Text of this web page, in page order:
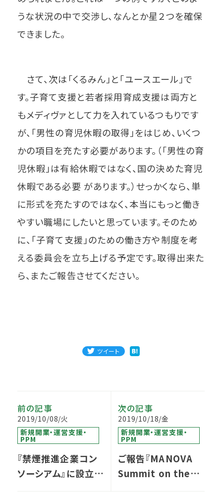
うな状況の中で交渉し、なんとか星２つを確保
できました。
さて、次は「くるみん」と「ユースエール」で
す。子育て支援と若者採用育成支援は両方と
もメディヴァとして力を入れているつもりです
が、「男性の育児休暇の取得」をはじめ、いくつ
かの項目を充たす必要があります。（「男性の育
児休暇」は有給休暇ではなく、国の決めた育児
休暇である必要 があります。）せっかくなら、単
に形式を充たすのではなく、本当にもっと働き
やすい職場にしたいと思っています。そのため
に、「子育て支援」のための働き方や制度を考
える委員会を立ち上げる予定です。取得出来た
ら、またご報告させてください。
ツイート
前の記事
2019/10/08/火
新規開業・運営支援・
PPM
『禁煙推進企業コン
ソーシアム』に設立メ
次の記事
2019/10/18/金
新規開業・運営支援・
PPM
ご報告『MANOVA
Summit on the